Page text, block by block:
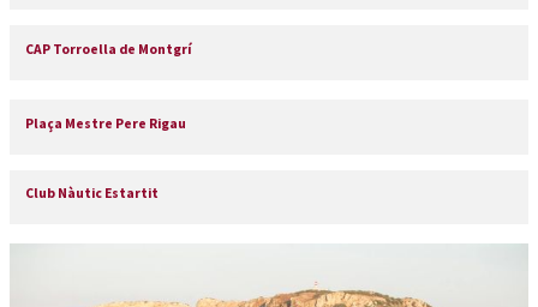
CAP Torroella de Montgrí
Plaça Mestre Pere Rigau
Club Nàutic Estartit